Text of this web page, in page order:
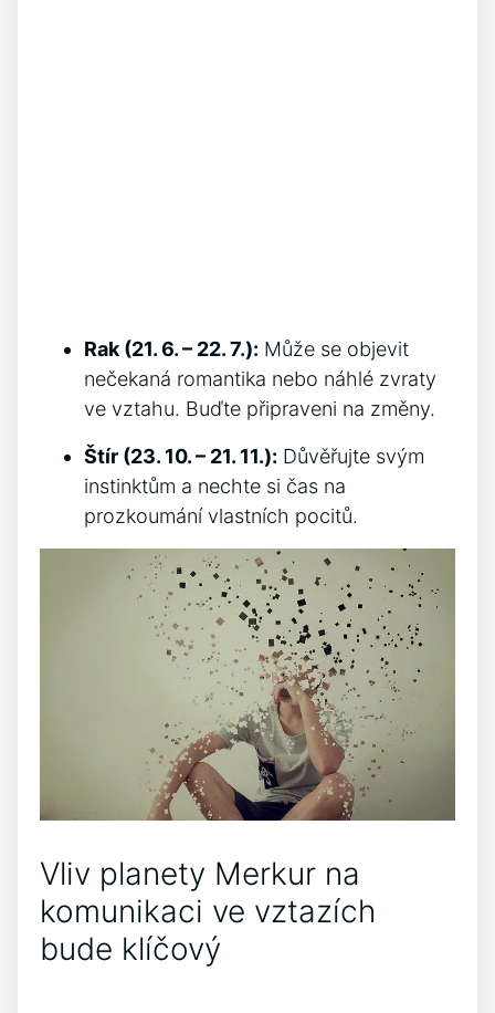
Rak (21. 6. – 22. 7.): Může se objevit
nečekaná romantika nebo náhlé zvraty
ve vztahu. Buďte připraveni na změny.
Štír (23. 10. – 21. 11.): Důvěřujte svým
instinktům a nechte si čas na
prozkoumání vlastních pocitů.
Vliv planety Merkur na
komunikaci ve vztazích
bude klíčový